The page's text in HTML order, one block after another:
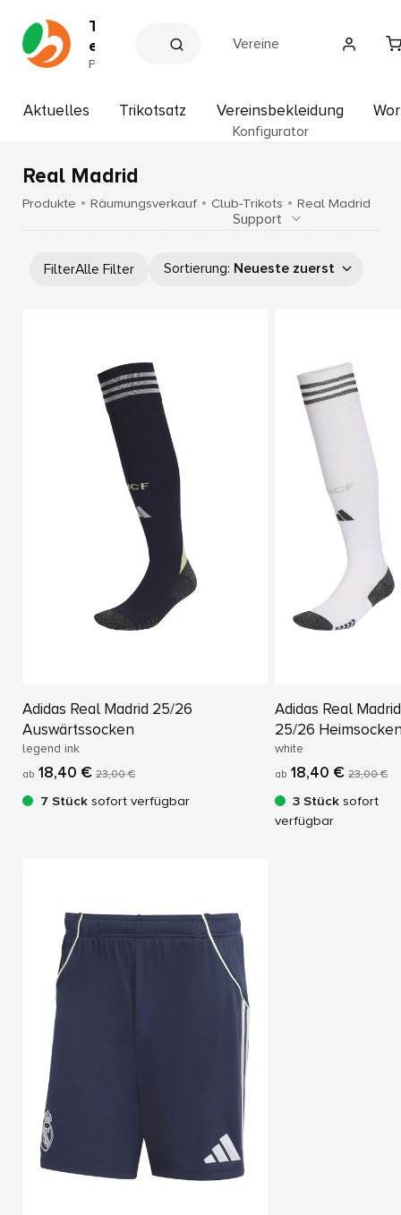
T
e
a
t
H
b
P
d
e
r
e
i
Vereine
Konfigurator
Support
Aktuelles Trikotsatz Vereinsbekleidung
Real Madrid
Produkte Räumungsverkauf Club-Trikots Real Madrid
FilterAlle Filter Sortierung: Neueste zuerst
Adidas Real Madrid 25/26
Auswärtssocken
legend ink
ab 18,40 € 23,00 €
7 Stück sofort verfügbar
Adidas Real Madrid
25/26
white
ab 18,40 € 23,00 €
3 Stück sofort
verfügbar